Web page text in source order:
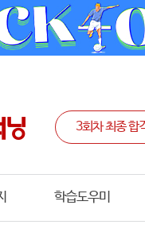
학습도우미